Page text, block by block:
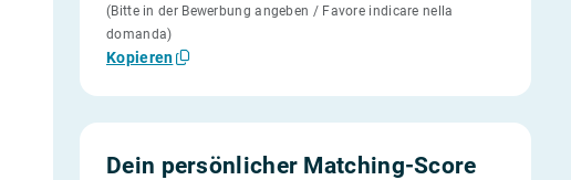
(Bitte in der Bewerbung angeben / Favore indicare nella
domanda)
Kopieren
Dein persönlicher Matching-Score